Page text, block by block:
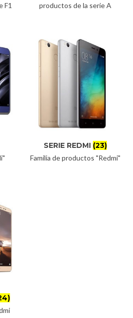
F1 productos de la serie A
SERIE REDMI (23)
Familia de productos "Redmi"